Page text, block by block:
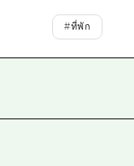
#ที่พัก